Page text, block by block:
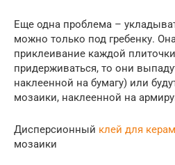
Еще одна проблема –
можно только под гребенку.
приклеивание каждой
придерживаться, то они
наклеенной на бумагу) или
мозаики, наклеенной на
Дисперсионный клей для
мозаики